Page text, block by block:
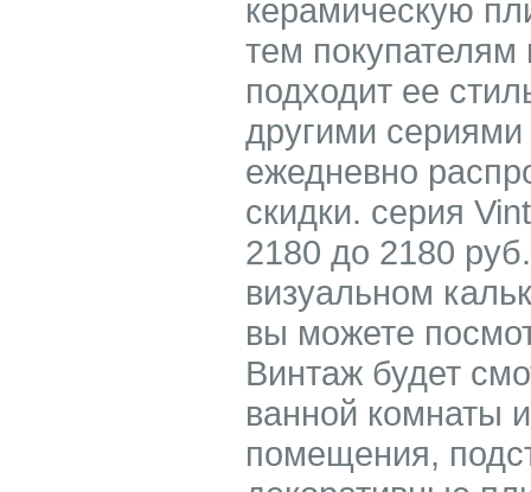
керамическую
тем покупателям
подходит ее
другими сериями
ежедневно
скидки. серия
2180 до 2180
визуальном
вы можете
Винтаж будет
ванной комнаты
помещения,